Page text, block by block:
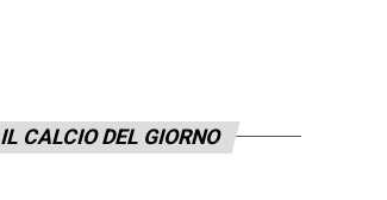
IL CALCIO DEL GIORNO